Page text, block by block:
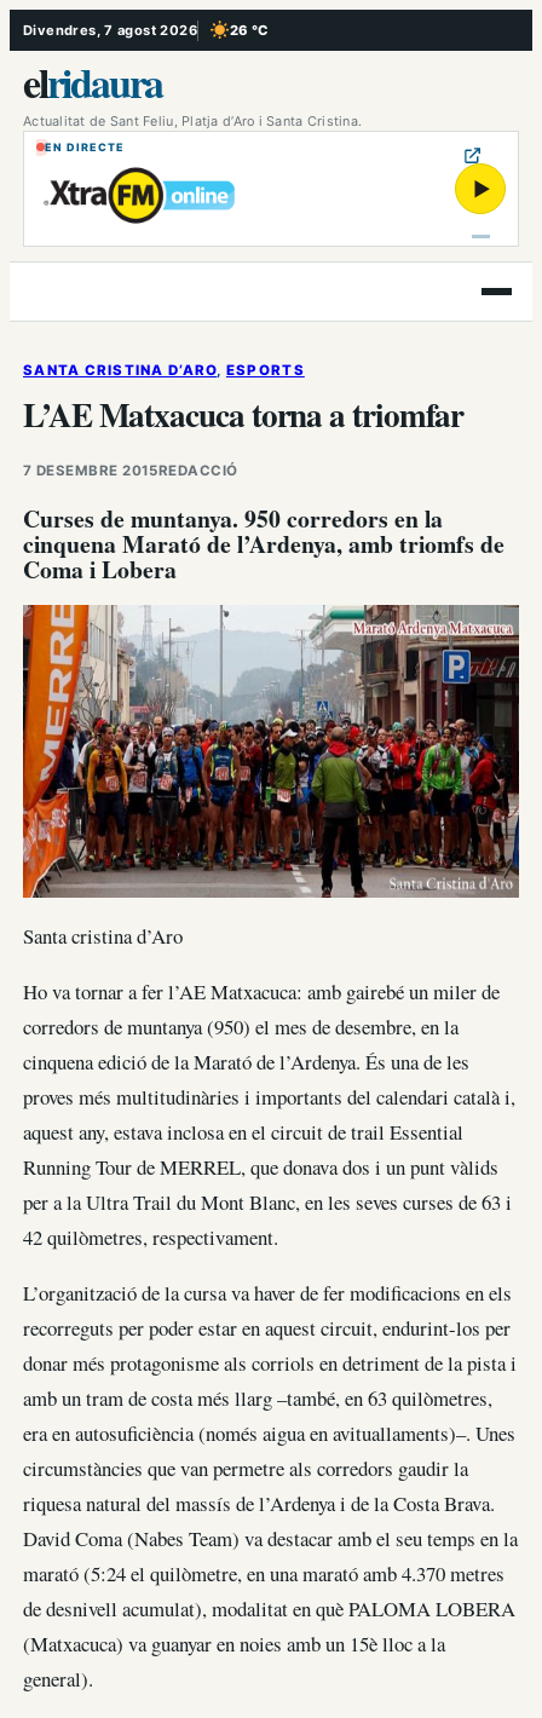
Vés
al
contingut
Divendres, 7 agost 2026 26 °C
, Cel serè
elridaura
Actualitat de Sant Feliu, Platja d’Aro i Santa Cristina.
EN DIRECTE
▶
Obre
el
SANTA CRISTINA D’ARO, ESPORTS
L’AE Matxacuca torna a triomfar
7 DESEMBRE 2015REDACCIÓ
Curses de muntanya. 950 corredors en la
cinquena Marató de l’Ardenya, amb triomfs de
Coma i Lobera
Santa cristina d’Aro
Ho va tornar a fer l’AE Matxacuca: amb gairebé un miler de
corredors de muntanya (950) el mes de desembre, en la
cinquena edició de la Marató de l’Ardenya. És una de les
proves més multitudinàries i importants del calendari català i,
aquest any, estava inclosa en el circuit de trail Essential
Running Tour de MERREL, que donava dos i un punt vàlids
per a la Ultra Trail du Mont Blanc, en les seves curses de 63 i
42 quilòmetres, respectivament.
L’organització de la cursa va haver de fer modificacions en els
recorreguts per poder estar en aquest circuit, endurint-los per
donar més protagonisme als corriols en detriment de la pista i
amb un tram de costa més llarg –també, en 63 quilòmetres,
era en autosuficiència (només aigua en avituallaments)–. Unes
circumstàncies que van permetre als corredors gaudir la
riquesa natural del massís de l’Ardenya i de la Costa Brava.
David Coma (Nabes Team) va destacar amb el seu temps en la
marató (5:24 el quilòmetre, en una marató amb 4.370 metres
de desnivell acumulat), modalitat en què PALOMA LOBERA
(Matxacuca) va guanyar en noies amb un 15è lloc a la
general).